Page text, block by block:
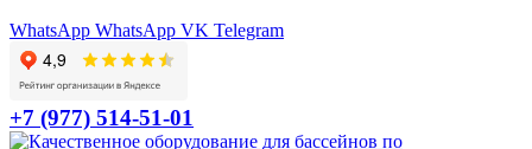
WhatsApp WhatsApp VK Telegram
+7 (977) 514-51-01